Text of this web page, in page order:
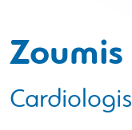
Zoumis